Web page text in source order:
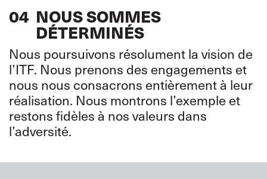
service de nos membres.
04 NOUS SOMMES
DÉTERMINÉS
Nous poursuivons résolument la vision de
l’ITF. Nous prenons des engagements et
nous nous consacrons entièrement à leur
réalisation. Nous montrons l’exemple et
restons fidèles à nos valeurs dans
l’adversité.